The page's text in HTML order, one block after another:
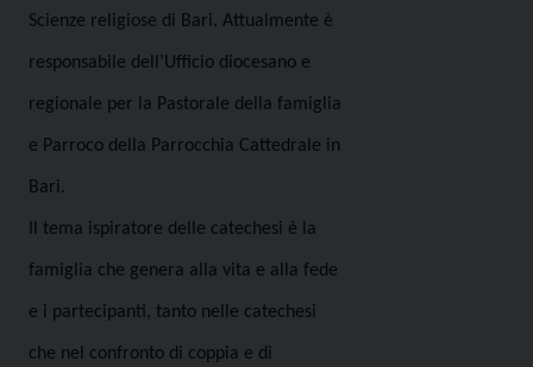
Scienze religiose di Bari. Attualmente è
responsabile dell’Ufficio diocesano e
regionale per la Pastorale della famiglia
e Parroco della Parrocchia Cattedrale in
Bari.
Il tema ispiratore delle catechesi è la
famiglia che genera alla vita e alla fede
e i partecipanti, tanto nelle catechesi
che nel confronto di coppia e di